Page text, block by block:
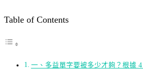
Table of Contents
一、多益單字要被多少才夠？根據